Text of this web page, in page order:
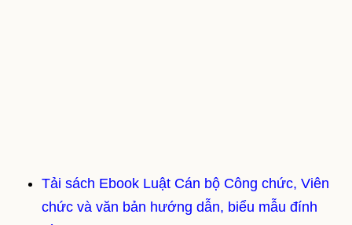
Tải sách Ebook Luật Cán bộ Công chức, Viên
chức và văn bản hướng dẫn, biểu mẫu đính